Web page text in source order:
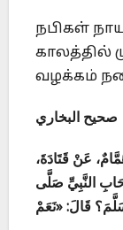
நபிகள்
காலத்தில்
வழக்கம்
صحيح البخاري
عَنْ قَتَادَةَ،
النَّبِيِّ صَلَّى
قَالَ: «نَعَمْ